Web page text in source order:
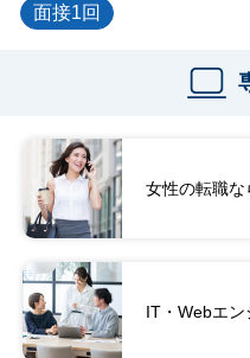
面接1回
女性の転職な
IT・Webエン